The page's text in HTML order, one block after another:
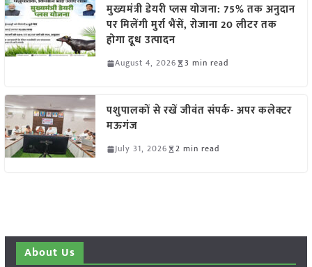
मुख्यमंत्री डेयरी प्लस योजना: 75% तक अनुदान
पर मिलेंगी मुर्रा भैंसें, रोजाना 20 लीटर तक
होगा दूध उत्पादन
August 4, 2026 3 min read
पशुपालकों से रखें जीवंत संपर्क- अपर कलेक्टर
मऊगंज
July 31, 2026 2 min read
About Us